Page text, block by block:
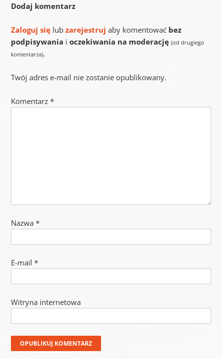
Dodaj komentarz
Zaloguj sięlub zarejestruj aby komentować bez
podpisywania i oczekiwania na moderację (od drugiego
komentarza).
Twój adres e-mail nie zostanie opublikowany.
Komentarz *
Nazwa *
E-mail *
Witryna internetowa